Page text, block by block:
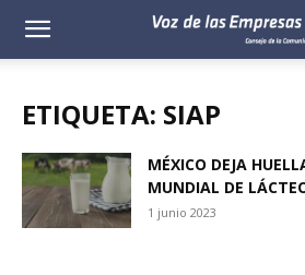
Voz
Empresas
ETIQUETA: SIAP
MÉXICO DEJA
MUNDIAL DE
1 junio 2023